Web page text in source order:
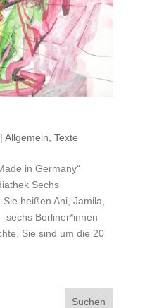
Allgemein Texte
in Germany“
Sechs
heißen Ani, Jamila,
sechs Berliner*innen
Sie sind um die 20
Suchen